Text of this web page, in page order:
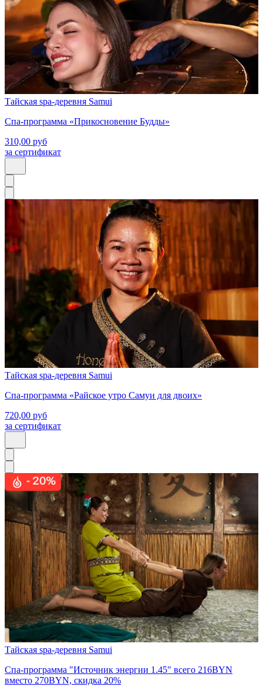
Тайская spa-деревня Samui
Спа-программа «Прикосновение Будды»
310,00 руб
за сертификат
Тайская spa-деревня Samui
Спа-программа «Райское утро Самуи для двоих»
720,00 руб
за сертификат
Тайская spa-деревня Samui
Спа-программа "Источник энергии 1.45" всего 216BYN
вместо 270BYN, скидка 20%